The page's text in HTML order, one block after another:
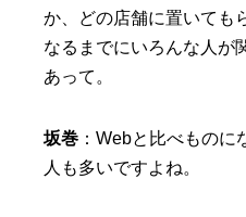
か、どの店舗に置いても
なるまでにいろんな人が
あって。
坂巻 ：Webと比べものに
人も多いですよね。